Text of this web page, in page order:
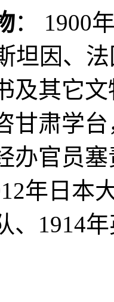
： 1900
坦因、
及其它
甘肃学
办官员
年日本
、1914